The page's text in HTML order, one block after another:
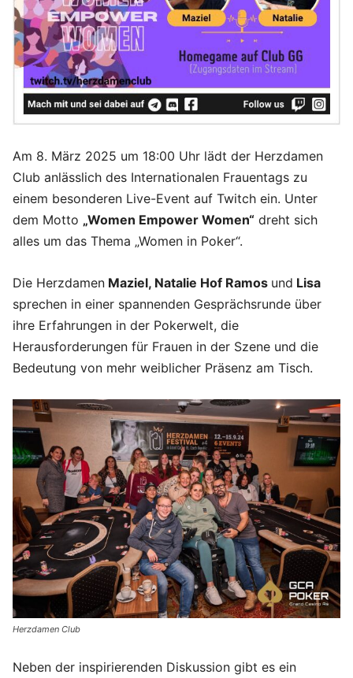
Am 8. März 2025 um 18:00 Uhr lädt der Herzdamen
Club anlässlich des Internationalen Frauentags zu
einem besonderen Live-Event auf Twitch ein. Unter
dem Motto „Women Empower Women“ dreht sich
alles um das Thema „Women in Poker“.
Die Herzdamen Maziel, Natalie Hof Ramos und Lisa
sprechen in einer spannenden Gesprächsrunde über
ihre Erfahrungen in der Pokerwelt, die
Herausforderungen für Frauen in der Szene und die
Bedeutung von mehr weiblicher Präsenz am Tisch.
Herzdamen Club
Neben der inspirierenden Diskussion gibt es ein